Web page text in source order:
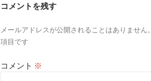
ョ
コメントを残す
メールアドレスが公開されることはありません。
項目です
コメント ※